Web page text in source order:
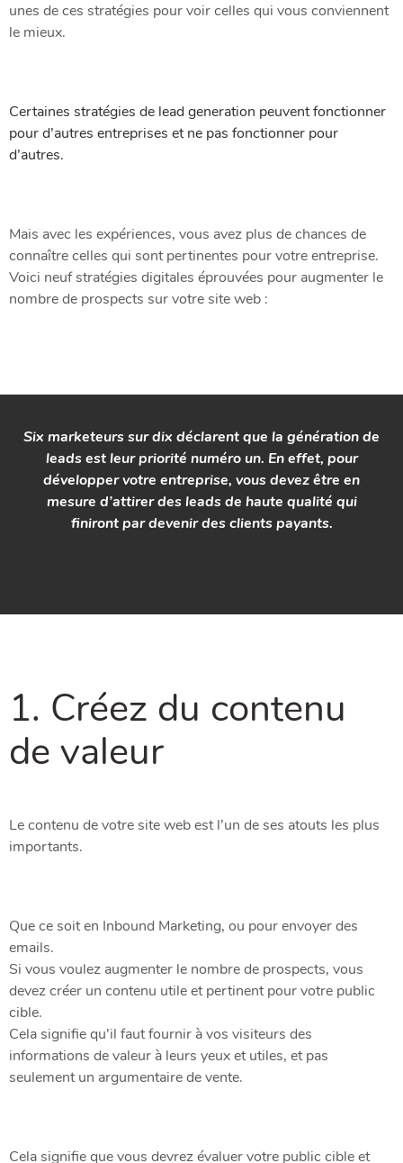
unes de ces stratégies pour voir celles qui vous conviennent
le mieux.
Certaines stratégies de lead generation peuvent fonctionner
pour d’autres entreprises et ne pas fonctionner pour
d’autres.
Mais avec les expériences, vous avez plus de chances de
connaître celles qui sont pertinentes pour votre entreprise.
Voici neuf stratégies digitales éprouvées pour augmenter le
nombre de prospects sur votre site web :
Six marketeurs sur dix déclarent que la génération de
leads est leur priorité numéro un. En effet, pour
développer votre entreprise, vous devez être en
mesure d’attirer des leads de haute qualité qui
finiront par devenir des clients payants.
1. Créez du contenu
de valeur
Le contenu de votre site web est l’un de ses atouts les plus
importants.
Que ce soit en Inbound Marketing, ou pour envoyer des
emails.
Si vous voulez augmenter le nombre de prospects, vous
devez créer un contenu utile et pertinent pour votre public
cible.
Cela signifie qu’il faut fournir à vos visiteurs des
informations de valeur à leurs yeux et utiles, et pas
seulement un argumentaire de vente.
Cela signifie que vous devrez évaluer votre public cible et